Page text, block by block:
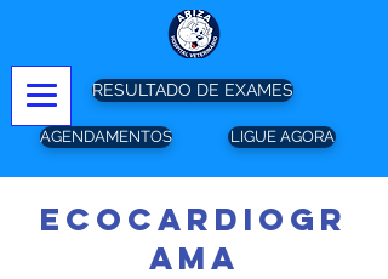
RESULTADO DE EXAMES
AGENDAMENTOS LIGUE AGORA
ecocardiogr
ama